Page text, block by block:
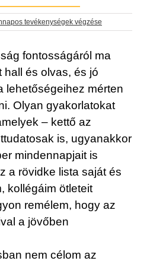
tevékenységek végzése
fontosságáról ma
hall és olvas, és jó
lehetőségeihez mérten
Olyan gyakorlatokat
– kettő az
is, ugyanakkor
mindennapjait is
a rövidke lista saját és
kollégáim ötleteit
remélem, hogy az
a jövőben
nem célom az